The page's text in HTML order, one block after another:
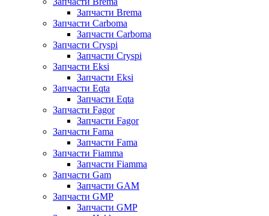
Запчасти Brema
Запчасти Carboma
Запчасти Carboma
Запчасти Cryspi
Запчасти Cryspi
Запчасти Eksi
Запчасти Eksi
Запчасти Eqta
Запчасти Eqta
Запчасти Fagor
Запчасти Fagor
Запчасти Fama
Запчасти Fama
Запчасти Fiamma
Запчасти Fiamma
Запчасти Gam
Запчасти GAM
Запчасти GMP
Запчасти GMP